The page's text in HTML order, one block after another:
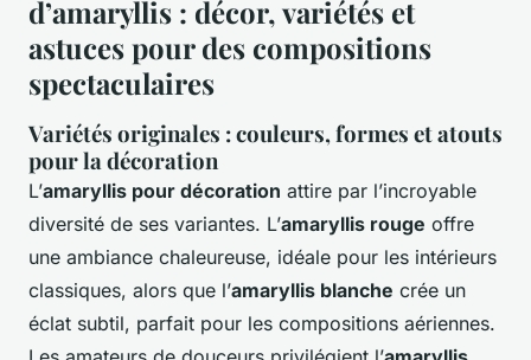
d’amaryllis : décor, variétés et
astuces pour des compositions
spectaculaires
Variétés originales : couleurs, formes et atouts
pour la décoration
L’amaryllis pour décoration attire par l’incroyable
diversité de ses variantes. L’amaryllis rouge offre
une ambiance chaleureuse, idéale pour les intérieurs
classiques, alors que l’amaryllis blanche crée un
éclat subtil, parfait pour les compositions aériennes.